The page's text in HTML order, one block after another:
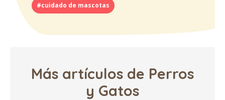
#cuidado de mascotas
Más artículos de Perros
y Gatos